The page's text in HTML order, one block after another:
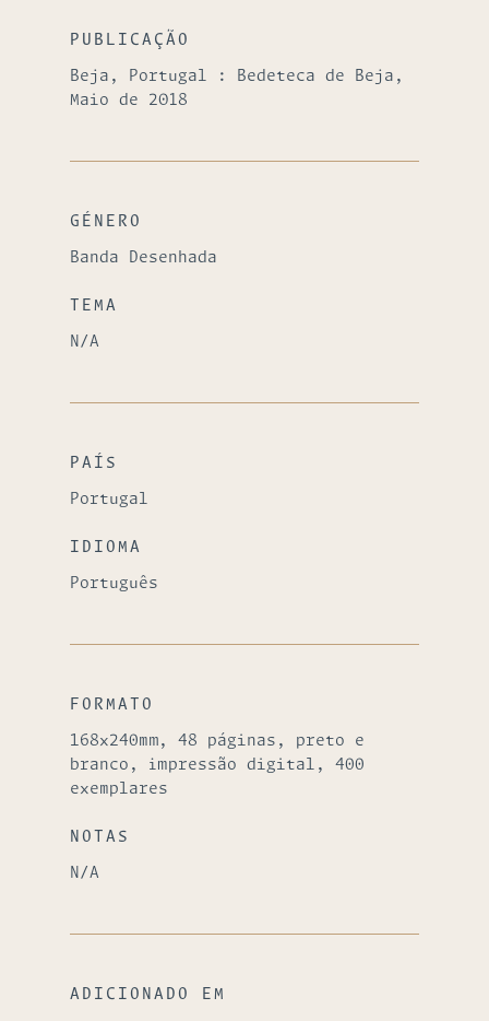
PUBLICAÇÃO
Beja, Portugal : Bedeteca de Beja,
Maio de 2018
GÉNERO
Banda Desenhada
TEMA
N/A
PAÍS
Portugal
IDIOMA
Português
FORMATO
168x240mm, 48 páginas, preto e
branco, impressão digital, 400
exemplares
NOTAS
N/A
ADICIONADO EM